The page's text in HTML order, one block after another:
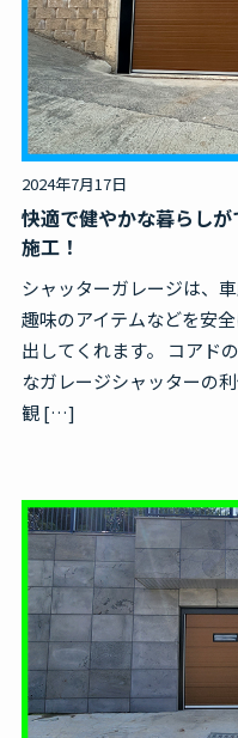
無料
2024年7月17日
快適で健やかな暮らし
施工！
シャッターガレージは、
趣味のアイテムなどを安
出してくれます。 コアド
なガレージシャッターの
観 […]